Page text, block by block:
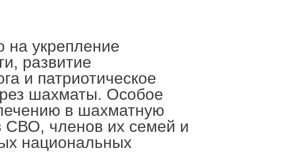
на укрепление
развитие
и патриотическое
шахматы. Особое
в шахматную
СВО, членов их семей и
национальных